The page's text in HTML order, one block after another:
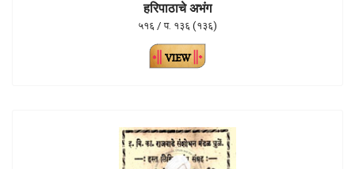
हरिपाठाचे अभंग
५१६ / प. १३६ (१३६)